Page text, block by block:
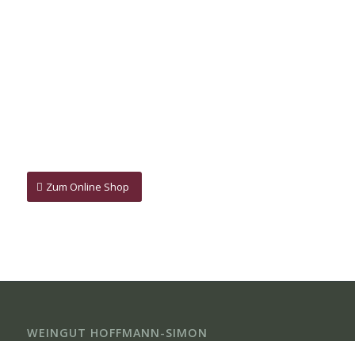
Zum Online Shop
WEINGUT HOFFMANN-SIMON